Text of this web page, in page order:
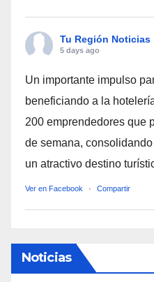
Tu Región Noticias
5 days ago
Un importante impulso
beneficiando a la
200 emprendedores que
de semana,
un atractivo destino
Ver en Facebook · Compartir
Noticias